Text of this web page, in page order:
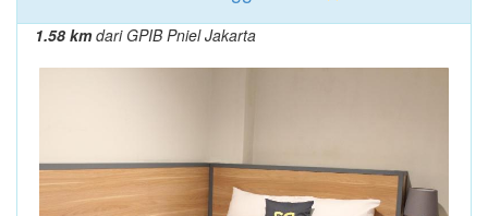
1.58 kmdari GPIB Pniel Jakarta